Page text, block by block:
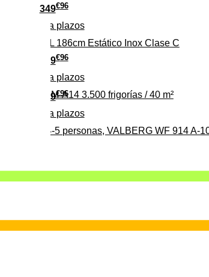
279€96
Pago a plazos
para 4-5 personas, VALBERG WF 914 A-
349€96
Pago a plazos
315 C 315L 186cm Estático Inox Clase C
369€96
Pago a plazos
CLIM-A14 3.500 frigorías / 40 m²